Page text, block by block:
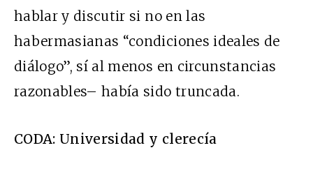
hablar y discutir si no en las
habermasianas “condiciones ideales de
diálogo”, sí al menos en circunstancias
razonables– había sido truncada.
CODA: Universidad y clerecía